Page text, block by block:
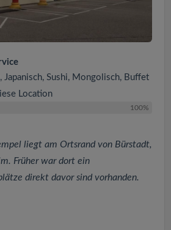
Japanisch, Sushi, Mongolisch, Buffet
Location
100%
liegt am Ortsrand von Bürstadt,
Früher war dort ein
direkt davor sind vorhanden.